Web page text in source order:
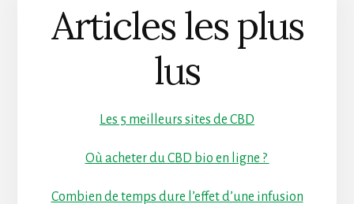
Articles les plus
lus
Les 5 meilleurs sites de CBD
Où acheter du CBD bio en ligne ?
Combien de temps dure l’effet d’une infusion